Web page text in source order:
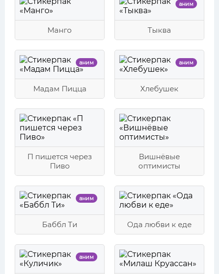
Манго
аним
Тыква
аним
Мадам Пицца
аним
Хлебушек
П пишется через
Пиво
Вишнёвые
оптимисты
аним
Баббл Ти Ода любви к еде
аним